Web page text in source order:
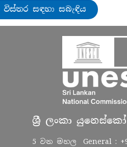
විස්තර සඳහා සබැඳිය
ශ්‍රී ලංකා
5 වන මහල
General :